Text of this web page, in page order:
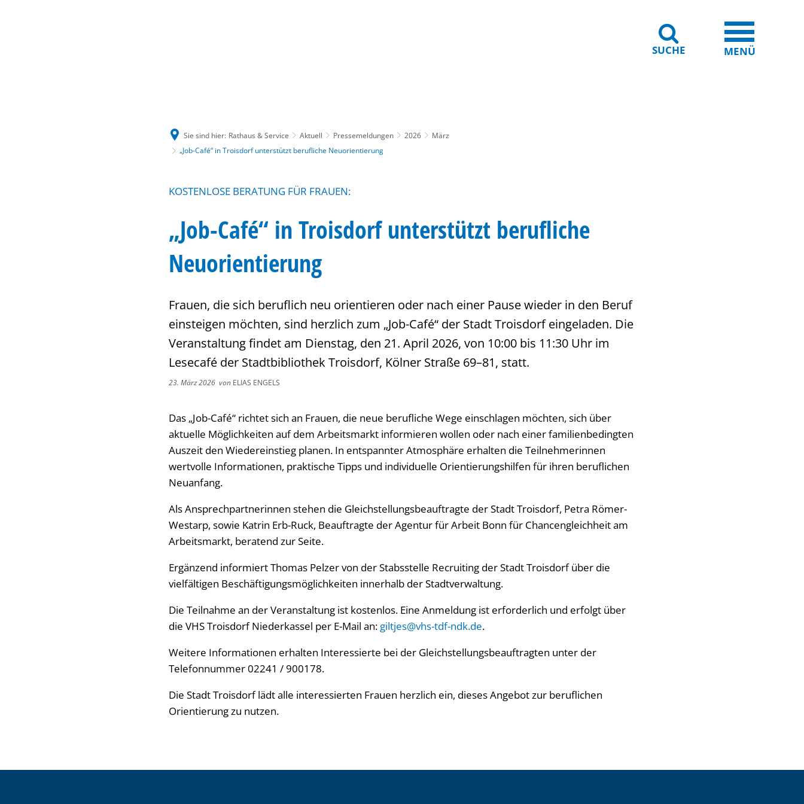
SUCHE MENÜ
Sie sind hier: Rathaus & Service Aktuell Pressemeldungen 2026
März
„Job-Café“ in Troisdorf unterstützt berufliche Neuorientierung
KOSTENLOSE BERATUNG FÜR FRAUEN:
„Job-Café“ in Troisdorf unterstützt berufliche
Neuorientierung
Frauen, die sich beruflich neu orientieren oder nach einer Pause wieder in den Beruf
einsteigen möchten, sind herzlich zum „Job-Café“ der Stadt Troisdorf eingeladen. Die
Veranstaltung findet am Dienstag, den 21. April 2026, von 10:00 bis 11:30 Uhr im
Lesecafé der Stadtbibliothek Troisdorf, Kölner Straße 69–81, statt.
23. März 2026 von ELIAS ENGELS
Das „Job-Café“ richtet sich an Frauen, die neue berufliche Wege einschlagen möchten, sich über
aktuelle Möglichkeiten auf dem Arbeitsmarkt informieren wollen oder nach einer familienbedingten
Auszeit den Wiedereinstieg planen. In entspannter Atmosphäre erhalten die Teilnehmerinnen
wertvolle Informationen, praktische Tipps und individuelle Orientierungshilfen für ihren beruflichen
Neuanfang.
Als Ansprechpartnerinnen stehen die Gleichstellungsbeauftragte der Stadt Troisdorf, Petra Römer-
Westarp, sowie Katrin Erb-Ruck, Beauftragte der Agentur für Arbeit Bonn für Chancengleichheit am
Arbeitsmarkt, beratend zur Seite.
Ergänzend informiert Thomas Pelzer von der Stabsstelle Recruiting der Stadt Troisdorf über die
vielfältigen Beschäftigungsmöglichkeiten innerhalb der Stadtverwaltung.
Die Teilnahme an der Veranstaltung ist kostenlos. Eine Anmeldung ist erforderlich und erfolgt über
die VHS Troisdorf Niederkassel per E-Mail an: giltjes@vhs-tdf-ndk.de.
Weitere Informationen erhalten Interessierte bei der Gleichstellungsbeauftragten unter der
Telefonnummer 02241 / 900178.
Die Stadt Troisdorf lädt alle interessierten Frauen herzlich ein, dieses Angebot zur beruflichen
Orientierung zu nutzen.